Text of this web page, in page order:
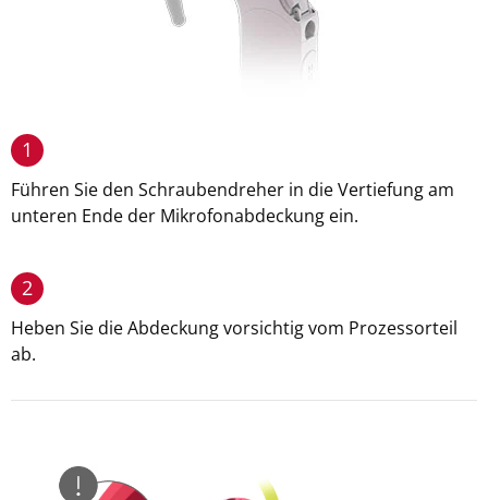
1
Führen Sie den Schraubendreher in die Vertiefung am
unteren Ende der Mikrofonabdeckung ein.
2
Heben Sie die Abdeckung vorsichtig vom Prozessorteil
ab.